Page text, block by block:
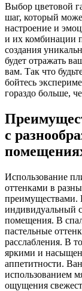
Выбор цветовой
шаг, который
настроение и
и их комбинации
создания
будет отражать
вам. Так что
бойтесь
гораздо больше,
с
Использование
оттенками в
преимуществами.
индивидуальный
помещения. В
пастельные
расслабления. В
яркими и
аппетитности.
использованием
ощущения